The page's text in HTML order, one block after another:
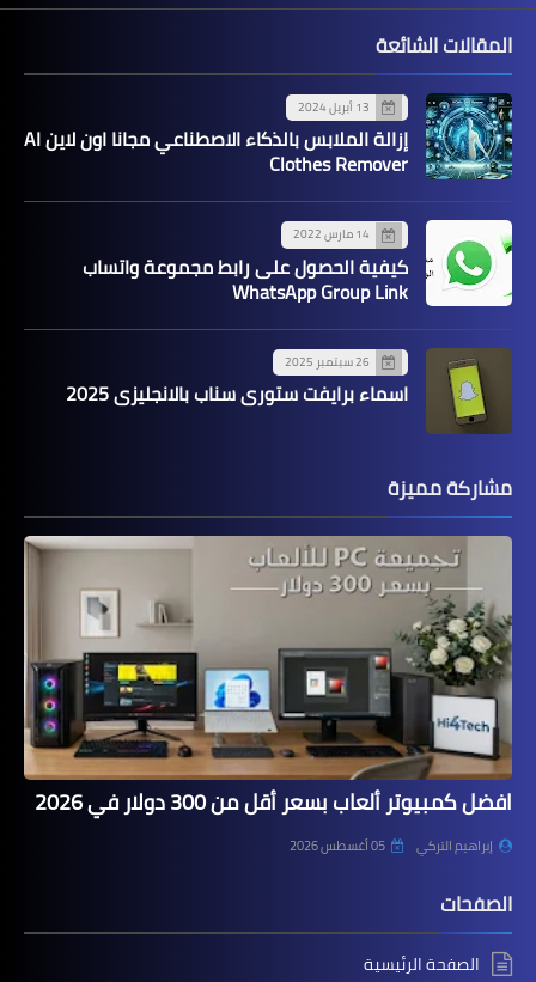
المقالات الشائعة
13 أبريل 2024
إزالة الملابس بالذكاء الاصطناعي مجانا اون لاين AI
Clothes Remover
14 مارس 2022
كيفية الحصول على رابط مجموعة واتساب
WhatsApp Group Link
26 سبتمبر 2025
اسماء برايفت ستوري سناب بالانجليزي 2025
مشاركة مميزة
افضل كمبيوتر ألعاب بسعر أقل من 300 دولار في 2026
إبراهيم التركي 05 أغسطس 2026
الصفحات
الصفحة الرئيسية